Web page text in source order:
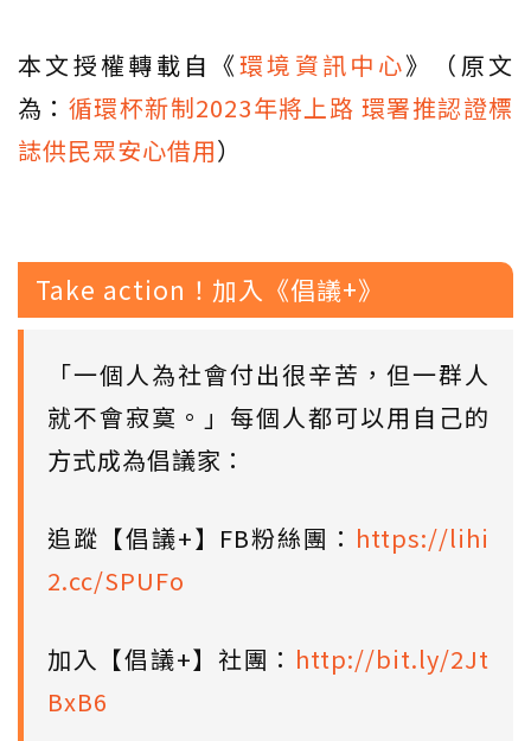
本文授權轉載自《環境資訊中心》（原文
為： 循環杯新制2023年將上路 環署推認證標
誌供民眾安心借用）
Take action！加入《倡議+》
「一個人為社會付出很辛苦，但一群人
就不會寂寞。」每個人都可以用自己的
方式成為倡議家：
追蹤【倡議+】FB粉絲團： https://lihi
2.cc/SPUFo
加入【倡議+】社團： http://bit.ly/2Jt
BxB6